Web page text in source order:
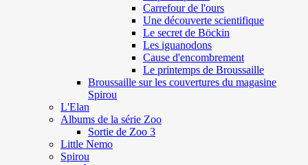
Carrefour de l'ours
Une découverte scientifique
Le secret de Böckin
Les iguanodons
Cause d'encombrement
Le printemps de Broussaille
Broussaille sur les couvertures du magasine
Spirou
L'Elan
Albums de la série Zoo
Sortie de Zoo 3
Little Nemo
Spirou